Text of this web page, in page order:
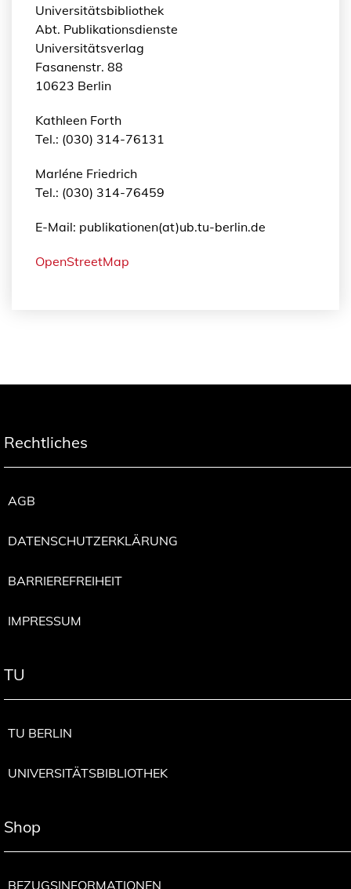
Universitätsbibliothek
Abt. Publikationsdienste
Universitätsverlag
Fasanenstr. 88
10623 Berlin
Kathleen Forth
Tel.: (030) 314-76131
Marléne Friedrich
Tel.: (030) 314-76459
E-Mail: publikationen(at)ub.tu-berlin.de
OpenStreetMap
Rechtliches
AGB
DATENSCHUTZERKLÄRUNG
BARRIEREFREIHEIT
IMPRESSUM
TU
TU BERLIN
UNIVERSITÄTSBIBLIOTHEK
Shop
BEZUGSINFORMATIONEN